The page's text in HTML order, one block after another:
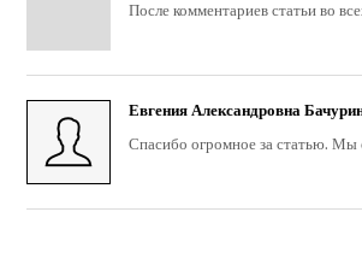
После комментариев статьи во
Евгения Александровна
Спасибо огромное за статью. Мы